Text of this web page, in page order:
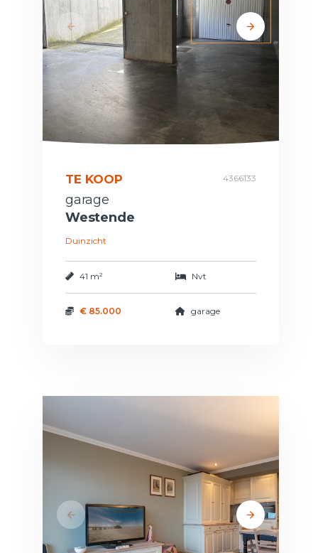
TE KOOP 4366133
garage
Westende
Duinzicht
41 m² Nvt
€ 85.000 garage